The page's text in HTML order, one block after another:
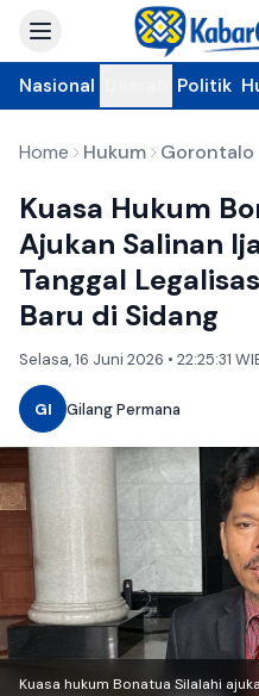
Nasional Politik
Home Hukum Gorontalo
Kuasa Hukum
Ajukan Salinan
Tanggal
Baru di Sidang
Selasa, 16 Juni 2026 • 22:25:31
GI Gilang Permana
Kuasa hukum Bonatua Silalahi